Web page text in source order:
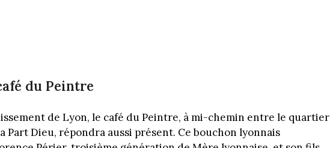
du Peintre
de Lyon, le café du Peintre, à mi-chemin entre le quartier
Part Dieu, répondra aussi présent. Ce bouchon lyonnais